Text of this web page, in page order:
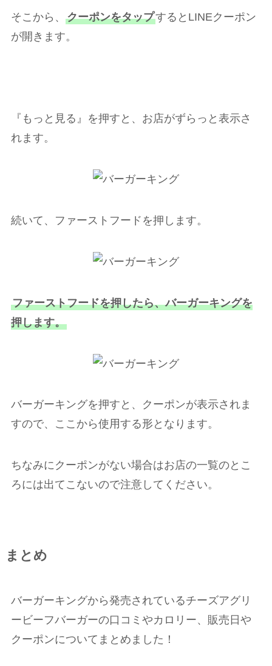
そこから、 クーポンをタップするとLINEクーポン
が開きます。
『もっと見る』を押すと、お店がずらっと表示さ
れます。
続いて、ファーストフードを押します。
ファーストフードを押したら、バーガーキングを
押します。
バーガーキングを押すと、クーポンが表示されま
すので、ここから使用する形となります。
ちなみにクーポンがない場合はお店の一覧のとこ
ろには出てこないので注意してください。
まとめ
バーガーキングから発売されているチーズアグリ
ービーフバーガーの口コミやカロリー、販売日や
クーポンについてまとめました！